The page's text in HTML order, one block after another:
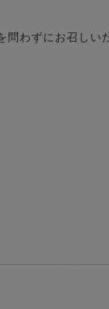
問わずにお召しい